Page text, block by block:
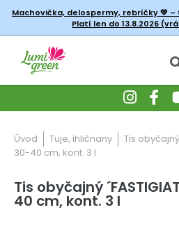
Machovička, delospermy, rebríčky💚 –
Platí len do 13.8.2026
Úvod Tuje, ihličnany
Tis obyčajný
30-40 cm, kont. 3 l
Tis obyčajný
40 cm, kont. 3 l